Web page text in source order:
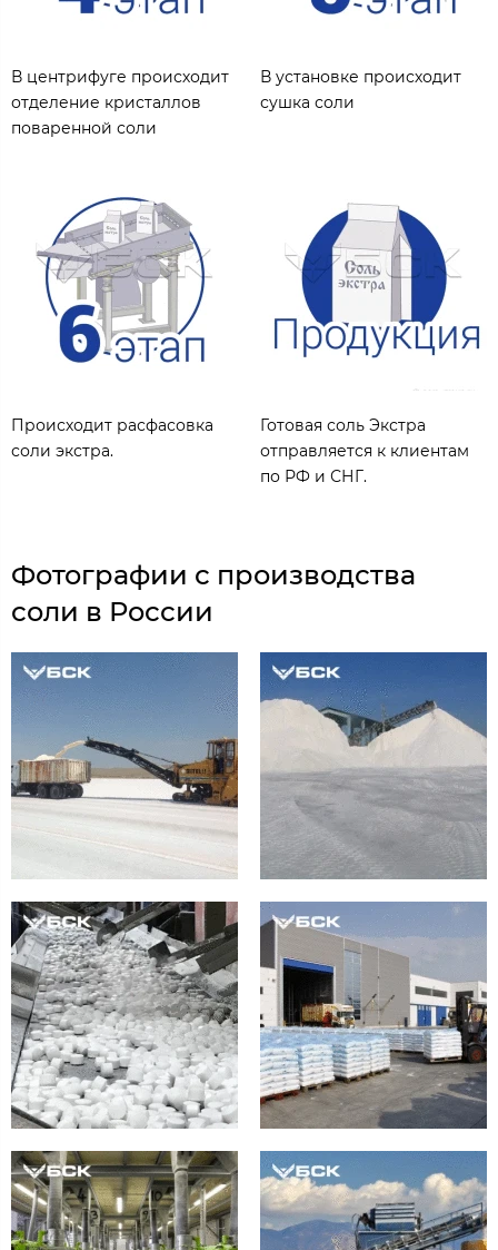
В центрифуге происходит
отделение кристаллов
поваренной соли
В установке происходит
сушка соли
Происходит расфасовка
соли экстра.
Готовая соль Экстра
отправляется к клиентам
по РФ и СНГ.
Фотографии с производства
соли в России